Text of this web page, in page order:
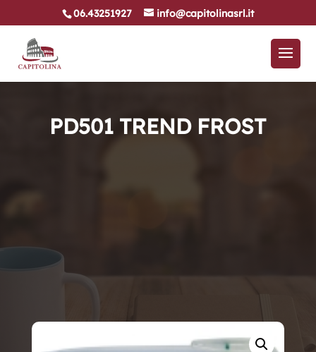
06.43251927 info@capitolinasrl.it
PD501 TREND FROST